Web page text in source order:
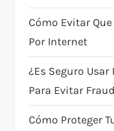
i
o
n
Cómo Evitar
Por Internet
¿Es Seguro
Para Evitar
Cómo Proteger